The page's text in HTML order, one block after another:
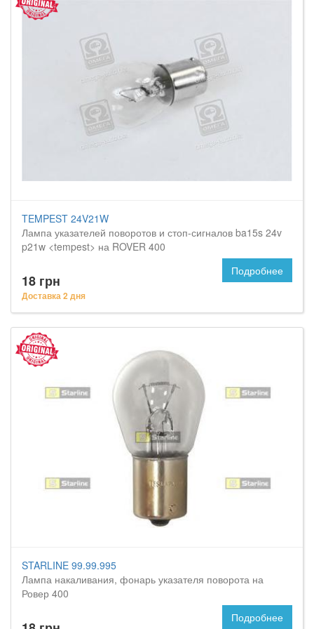
TEMPEST 24V21W
Лампа указателей поворотов и стоп-сигналов ba15s 24v
p21w <tempest> на ROVER 400
18 грн
Доставка 2 дня
Подробнее
STARLINE 99.99.995
Лампа накаливания, фонарь указателя поворота на
Ровер 400
Подробнее